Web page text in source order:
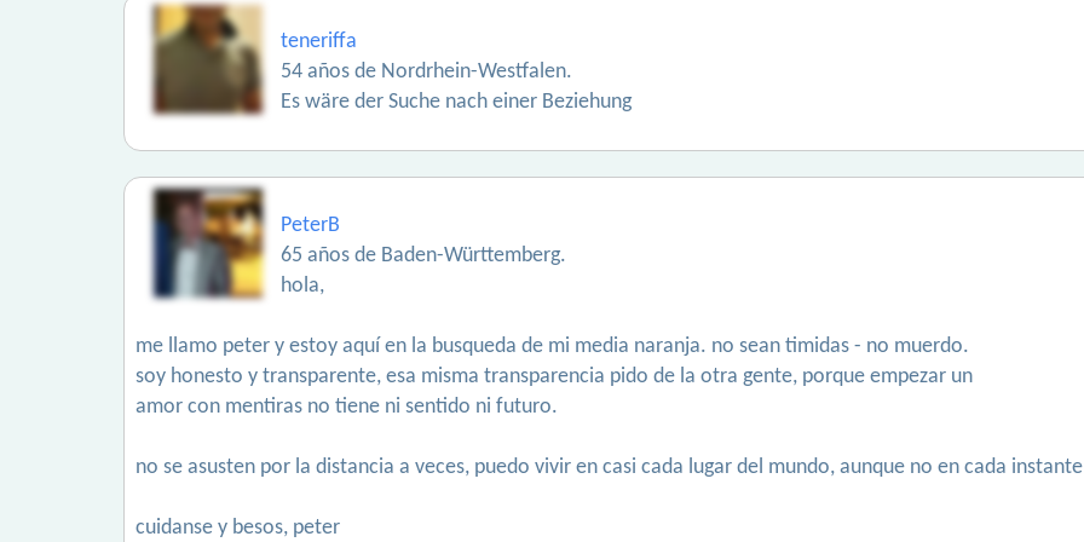
teneriffa
54 años de Nordrhein-Westfalen.
Es wäre der Suche nach einer Beziehung
PeterB
65 años de Baden-Württemberg.
hola,
me llamo peter y estoy aquí en la busqueda de mi media naranja. no sean timidas - no muerdo.
soy honesto y transparente, esa misma transparencia pido de la otra gente, porque empezar un
amor con mentiras no tiene ni sentido ni futuro.
no se asusten por la distancia a veces, puedo vivir en casi cada lugar del mundo, aunque no en cada
cuidanse y besos, peter